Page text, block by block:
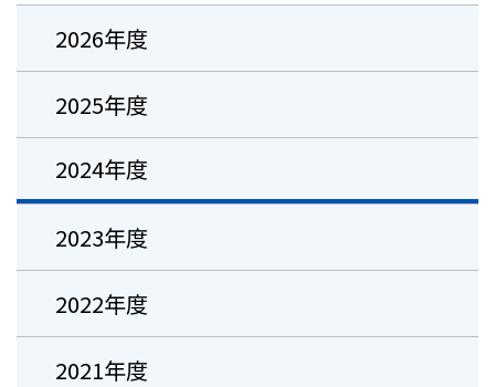
2026年度
2025年度
2024年度
2023年度
2022年度
2021年度